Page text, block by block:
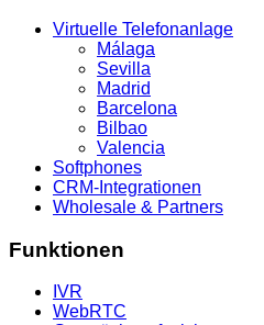
Virtuelle Telefonanlage
Málaga
Sevilla
Madrid
Barcelona
Bilbao
Valencia
Softphones
CRM-Integrationen
Wholesale & Partners
Funktionen
IVR
WebRTC